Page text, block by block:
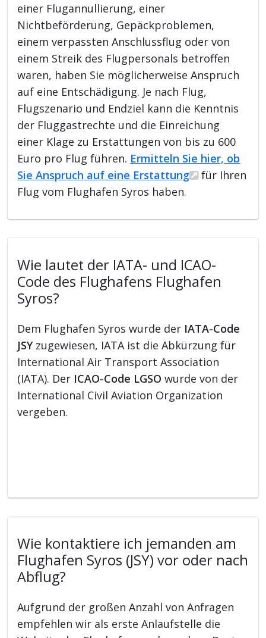
einer Flugannullierung, einer
Nichtbeförderung, Gepäckproblemen,
einem verpassten Anschlussflug oder von
einem Streik des Flugpersonals betroffen
waren, haben Sie möglicherweise Anspruch
auf eine Entschädigung. Je nach Flug,
Flugszenario und Endziel kann die Kenntnis
der Fluggastrechte und die Einreichung
einer Klage zu Erstattungen von bis zu 600
Euro pro Flug führen. Ermitteln Sie hier, ob
Sie Anspruch auf eine Erstattung
für Ihren
Flug vom Flughafen Syros haben.
Wie lautet der IATA- und ICAO-
Code des Flughafens Flughafen
Syros?
Dem Flughafen Syros wurde der IATA-Code
JSYzugewiesen, IATA ist die Abkürzung für
International Air Transport Association
(IATA). Der ICAO-Code LGSO wurde von der
International Civil Aviation Organization
vergeben.
Wie kontaktiere ich jemanden am
Flughafen Syros (JSY) vor oder nach
Abflug?
Aufgrund der großen Anzahl von Anfragen
empfehlen wir als erste Anlaufstelle die